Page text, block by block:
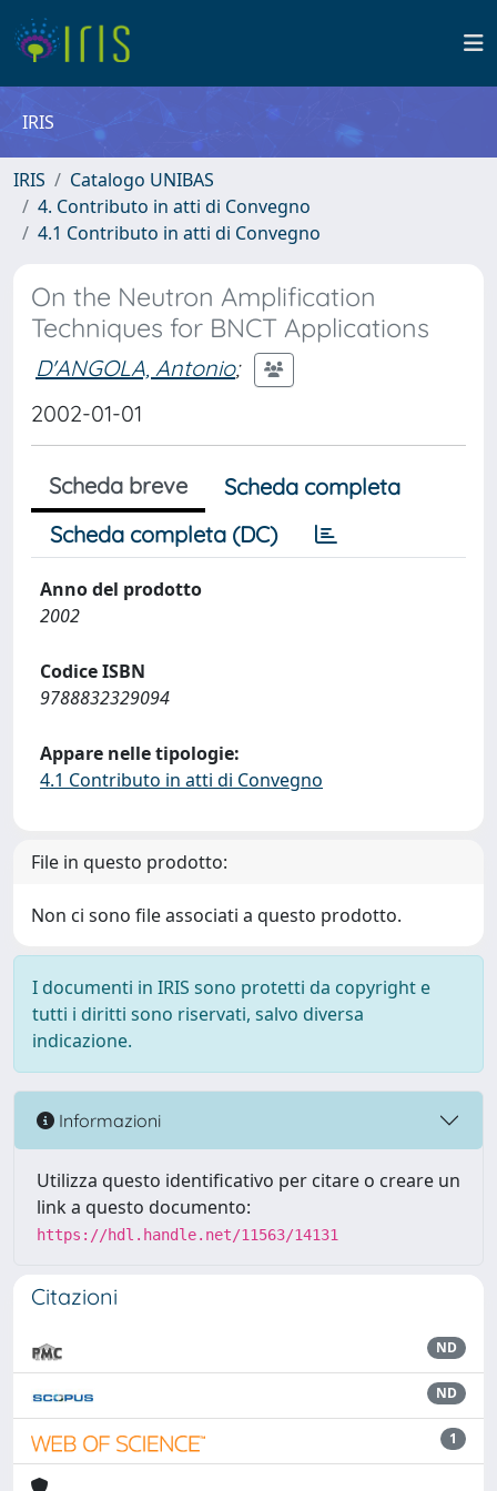
IRIS
IRIS
Catalogo UNIBAS
4. Contributo in atti di Convegno
4.1 Contributo in atti di Convegno
On the Neutron Amplification
Techniques for BNCT Applications
D'ANGOLA, Antonio;
2002-01-01
Scheda breve
Scheda completa
Scheda completa (DC)
Anno del prodotto
2002
Codice ISBN
9788832329094
Appare nelle tipologie:
4.1 Contributo in atti di Convegno
File in questo prodotto:
Non ci sono file associati a questo prodotto.
I documenti in IRIS sono protetti da copyright e
tutti i diritti sono riservati, salvo diversa
indicazione.
Informazioni
Utilizza questo identificativo per citare o creare un
link a questo documento:
https://hdl.handle.net/11563/14131
Citazioni
ND
ND
1